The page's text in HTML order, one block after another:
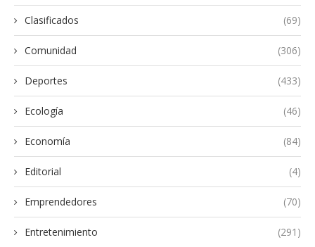
Clasificados (69)
Comunidad (306)
Deportes (433)
Ecología (46)
Economía (84)
Editorial (4)
Emprendedores (70)
Entretenimiento (291)